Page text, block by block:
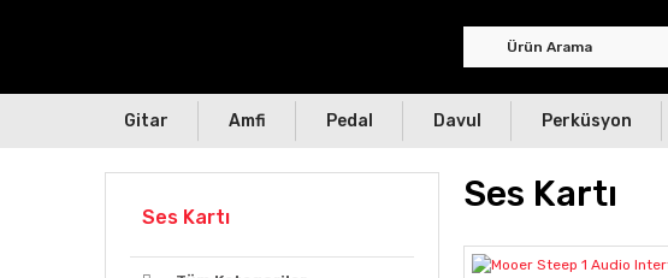
Gitar Amfi Pedal Davul Perküsyon
Ses Kartı
Ses Kartı